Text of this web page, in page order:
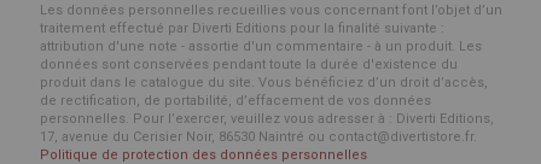
Les données personnelles recueillies vous concernant font l’objet d’un
traitement effectué par Diverti Editions pour la finalité suivante :
attribution d'une note - assortie d'un commentaire - à un produit. Les
données sont conservées pendant toute la durée d'existence du
produit dans le catalogue du site. Vous bénéficiez d’un droit d’accès,
de rectification, de portabilité, d’effacement de vos données
personnelles. Pour l’exercer, veuillez vous adresser à : Diverti Editions,
17, avenue du Cerisier Noir, 86530 Naintré ou contact@divertistore.fr.
Politique de protection des données personnelles